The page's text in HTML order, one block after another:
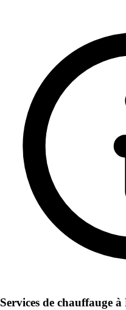
Services de chauffauge